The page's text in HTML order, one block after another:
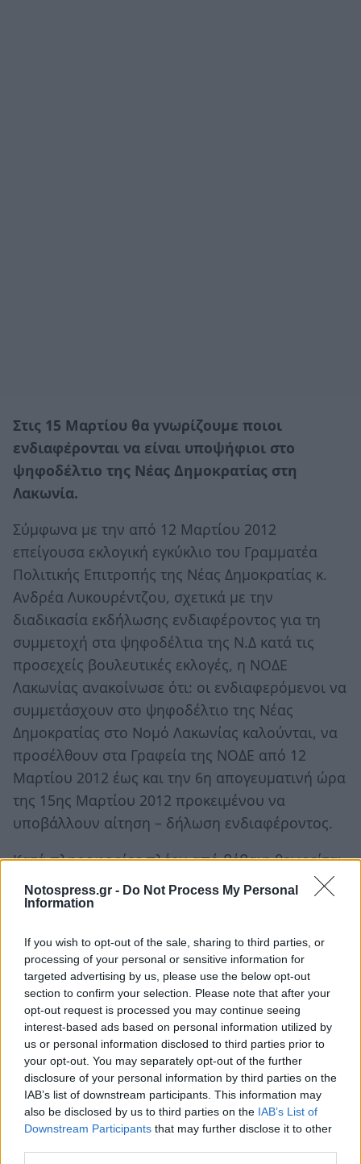
Notospress.gr - Do Not Process My Personal
Information
If you wish to opt-out of the sale, sharing to third parties, or
processing of your personal or sensitive information for
targeted advertising by us, please use the below opt-out
section to confirm your selection. Please note that after your
opt-out request is processed you may continue seeing
interest-based ads based on personal information utilized by
us or personal information disclosed to third parties prior to
your opt-out. You may separately opt-out of the further
disclosure of your personal information by third parties on the
IAB’s list of downstream participants. This information may
also be disclosed by us to third parties on the IAB’s List of
Downstream Participants that may further disclose it to other
Στις 15 Μαρτίου θα γνωρίζουμε ποιοι
ενδιαφέρονται να είναι υποψήφιοι στο
ψηφοδέλτιο της Νέας Δημοκρατίας στη
Λακωνία.
Σύμφωνα με την από 12 Μαρτίου 2012
επείγουσα εκλογική εγκύκλιο του Γραμματέα
Πολιτικής Επιτροπής της Νέας Δημοκρατίας κ.
Ανδρέα Λυκουρέντζου, σχετικά με την
διαδικασία εκδήλωσης ενδιαφέροντος για τη
συμμετοχή στα ψηφοδέλτια της Ν.Δ κατά τις
προσεχείς βουλευτικές εκλογές, η ΝΟΔΕ
Λακωνίας ανακοίνωσε ότι: οι ενδιαφερόμενοι να
συμμετάσχουν στο ψηφοδέλτιο της Νέας
Δημοκρατίας στο Νομό Λακωνίας καλούνται, να
προσέλθουν στα Γραφεία της ΝΟΔΕ από 12
Μαρτίου 2012 έως και την 6η απογευματινή ώρα
της 15ης Μαρτίου 2012 προκειμένου να
υποβάλλουν αίτηση – δήλωση ενδιαφέροντος.
Κατά πληροφορίες πλέον από βέβαιη θεωρείται
η αίτηση των : Αποστολάκου Γρηγόρη, Δαβάκη
Θανάση και Πατριανάκου Φεβρωνίας. Για τα
πολιτική αγορά (Δασκαλάκης, Φαρλέκας,
Ματάλας, Στέρπη, Βερούτης, Φιλιππάκος κ.α.) θα
χρειαστεί να περιμένουμε μέχρι την 6η
απογευματινή της 15ης Μαρτίου.